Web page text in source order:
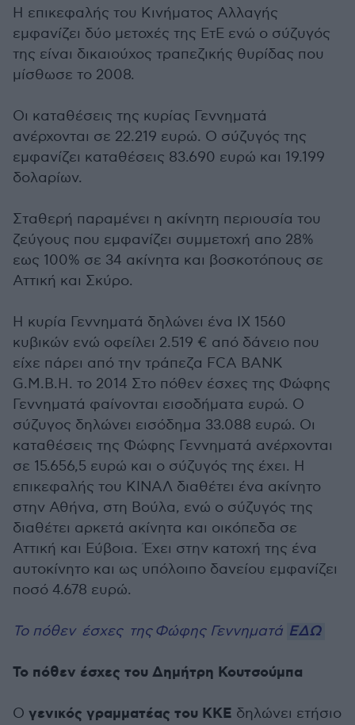
Η επικεφαλής του Κινήματος Αλλαγής
εμφανίζει δύο μετοχές της ΕτΕ ενώ ο σύζυγός
της είναι δικαιούχος τραπεζικής θυρίδας που
μίσθωσε το 2008.
Οι καταθέσεις της κυρίας Γεννηματά
ανέρχονται σε 22.219 ευρώ. Ο σύζυγός της
εμφανίζει καταθέσεις 83.690 ευρώ και 19.199
δολαρίων.
Σταθερή παραμένει η ακίνητη περιουσία του
ζεύγους που εμφανίζει συμμετοχή απο 28%
εως 100% σε 34 ακίνητα και βοσκοτόπους σε
Αττική και Σκύρο.
Η κυρία Γεννηματά δηλώνει ένα ΙΧ 1560
κυβικών ενώ οφείλει 2.519 € από δάνειο που
είχε πάρει από την τράπεζα FCA BANK
G.M.B.H. το 2014 Στο πόθεν έσχες της Φώφης
Γεννηματά φαίνονται εισοδήματα ευρώ. Ο
σύζυγος δηλώνει εισόδημα 33.088 ευρώ. Οι
καταθέσεις της Φώφης Γεννηματά ανέρχονται
σε 15.656,5 ευρώ και ο σύζυγός της έχει. Η
επικεφαλής του ΚΙΝΑΛ διαθέτει ένα ακίνητο
στην Αθήνα, στη Βούλα, ενώ ο σύζυγός της
διαθέτει αρκετά ακίνητα και οικόπεδα σε
Αττική και Εύβοια. Έχει στην κατοχή της ένα
αυτοκίνητο και ως υπόλοιπο δανείου εμφανίζει
ποσό 4.678 ευρώ.
Το πόθεν έσχεςτης Φώφης Γεννηματά ΕΔΩ
Το πόθεν έσχες του Δημήτρη Κουτσούμπα
Ο γενικός γραμματέας του ΚΚΕ δηλώνει ετήσιο